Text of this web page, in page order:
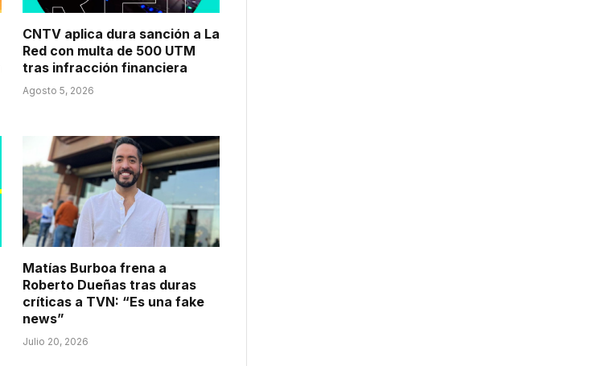
CNTV aplica dura sanción a La
Red con multa de 500 UTM
tras infracción financiera
Agosto 5, 2026
Matías Burboa frena a
Roberto Dueñas tras duras
críticas a TVN: “Es una fake
news”
Julio 20, 2026